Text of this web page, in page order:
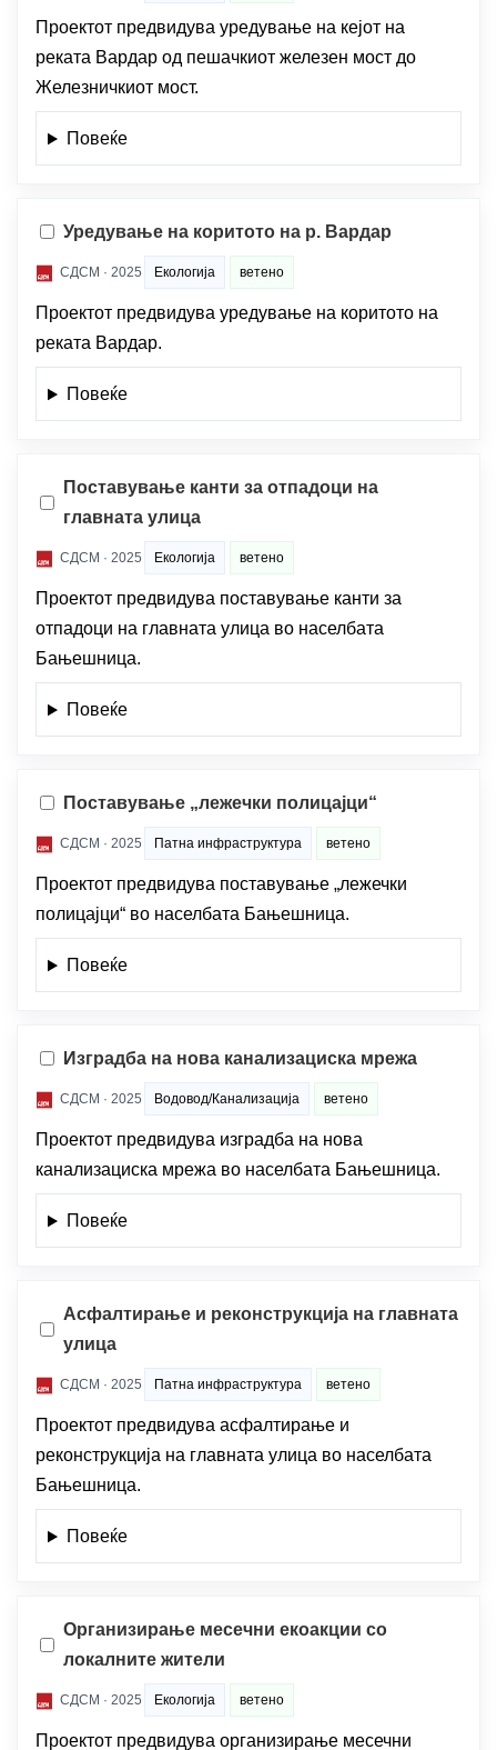
Проектот предвидува уредување на кејот на
реката Вардар од пешачкиот железен мост до
Железничкиот мост.
Повеќе
Уредување на коритото на р. Вардар
СДСМ · 2025 Екологија ветено
Проектот предвидува уредување на коритото на
реката Вардар.
Повеќе
Поставување канти за отпадоци на
главната улица
СДСМ · 2025 Екологија ветено
Проектот предвидува поставување канти за
отпадоци на главната улица во населбата
Бањешница.
Повеќе
Поставување „лежечки полицајци“
СДСМ · 2025 Патна инфраструктура ветено
Проектот предвидува поставување „лежечки
полицајци“ во населбата Бањешница.
Повеќе
Изградба на нова канализациска мрежа
СДСМ · 2025 Водовод/Канализација ветено
Проектот предвидува изградба на нова
канализациска мрежа во населбата Бањешница.
Повеќе
Асфалтирање и реконструкција на главната
улица
СДСМ · 2025 Патна инфраструктура ветено
Проектот предвидува асфалтирање и
реконструкција на главната улица во населбата
Бањешница.
Повеќе
Организирање месечни екоакции со
локалните жители
СДСМ · 2025 Екологија ветено
Проектот предвидува организирање месечни